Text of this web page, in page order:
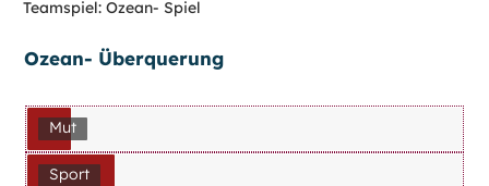
Ozean- Überquerung
Mut
Sport